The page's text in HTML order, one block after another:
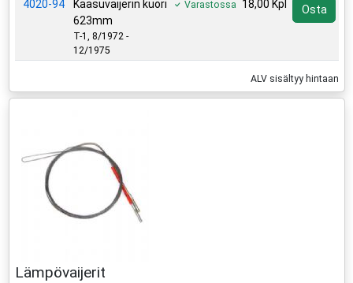
4020-94
Kaasuvaijerin kuori
623mm
T-1, 8/1972 -
12/1975
Varastossa 18,00 Kpl Osta
ALV sisältyy hintaan
Lämpövaijerit